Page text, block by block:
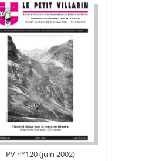
PV n°120 (juin 2002)